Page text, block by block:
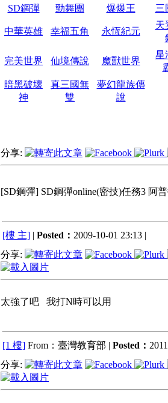
SD鋼彈 勁舞團 爆爆王 三
中華英雄 幸福五角 永恆紀元
天
完美世界 仙境傳說 魔獸世界
星
暗黑破壞
神
真三國無
雙
夢幻龍族傳
說
分享:
[SD鋼彈] SD鋼彈online(密技)任務3 阿
[樓 主] | Posted： 2009-10-01 23:13 |
分享:
太強了吧 我打N時可以用
[1 樓] From：臺灣教育部 | Posted：
分享: